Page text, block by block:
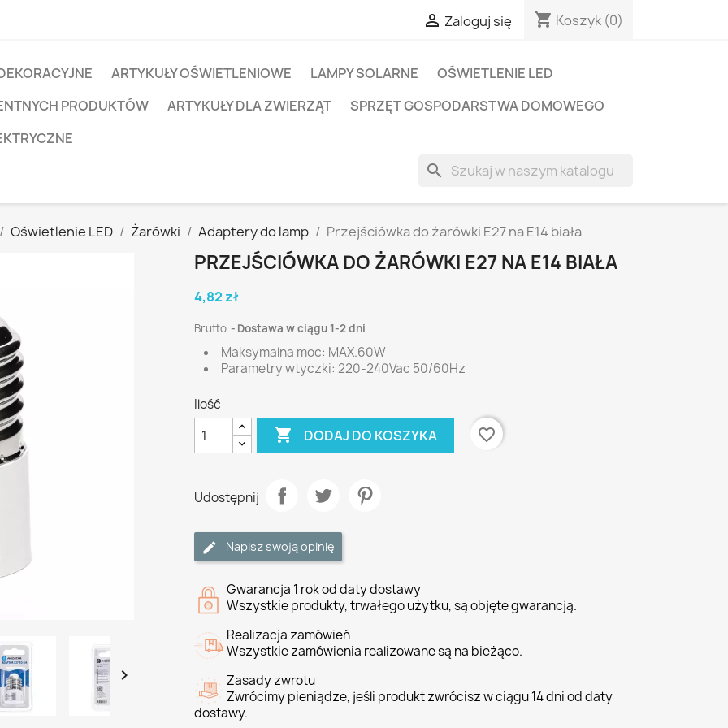
 Zaloguj się shopping_cart Koszyk (0)
ARTYKUŁY OŚWIETLENIOWE LAMPY SOLARNE
OŚWIETLENIE LED
PRODUKTÓW
ARTYKUŁY DLA ZWIERZĄT
SPRZĘT GOSPODARSTWA DOMOWEGO
search
Oświetlenie LED Żarówki Adaptery do lamp Przejściówka do żarówki E27 na E14 biała

PRZEJŚCIÓWKA DO ŻARÓWKI E27 NA E14 BIAŁA
4,82 zł
Brutto Dostawa w ciągu 1-2 dni
Maksymalna moc: MAX.60W
Parametry wtyczki: 220-240Vac 50/60Hz
Ilość
 DODAJ DO KOSZYKA favorite_border
Udostępnij
Napisz swoją opinię
Gwarancja 1 rok od daty dostawy
Wszystkie produkty, trwałego użytku, są objęte gwarancją.
Realizacja zamówień
Wszystkie zamówienia realizowane są na bieżąco.
Zasady zwrotu
Zwrócimy pieniądze, jeśli produkt zwrócisz w ciągu 14 dni od daty
dostawy.